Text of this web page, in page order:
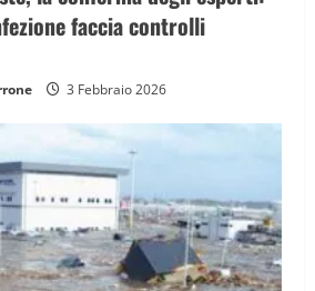
faccia controlli
3 Febbraio 2026